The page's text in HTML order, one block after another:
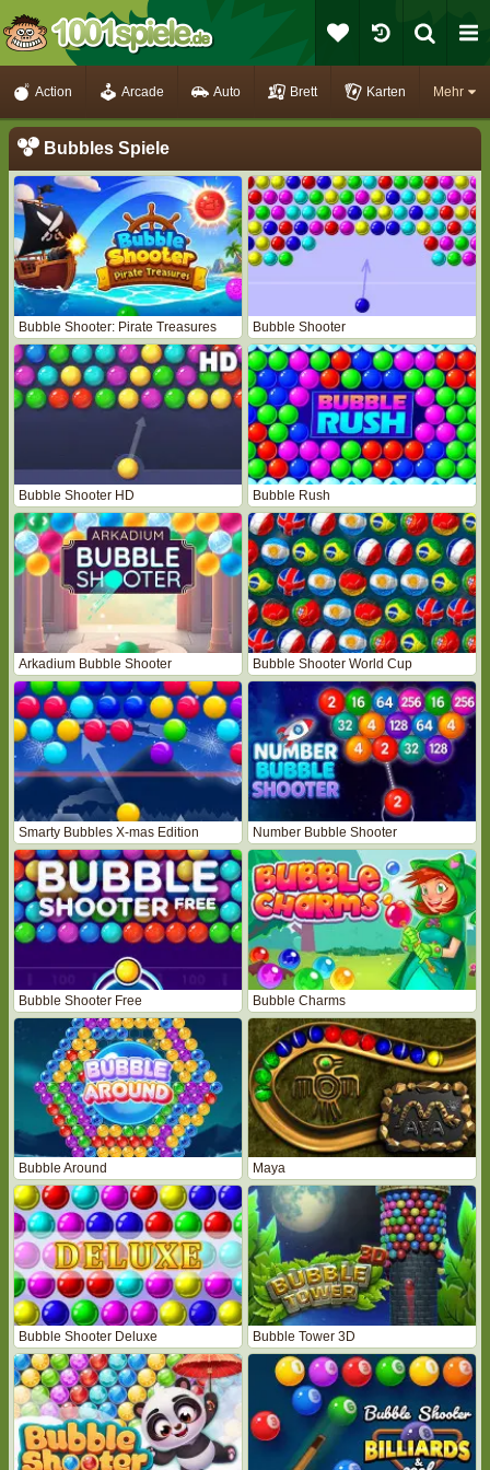
Mehr
Action Arcade Auto Brett Karten
Bubbles Spiele
Bubble Shooter: Pirate Treasures Bubble Shooter
Bubble Shooter HD Bubble Rush
Arkadium Bubble Shooter Bubble Shooter World Cup
Smarty Bubbles X-mas Edition Number Bubble Shooter
Bubble Shooter Free Bubble Charms
Bubble Around Maya
Bubble Shooter Deluxe Bubble Tower 3D